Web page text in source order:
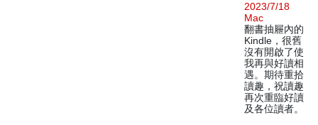
2023/7/18
Mac
翻書抽屜內的
Kindle，很舊
沒有開啟了使
我再與好讀相
遇。期待重拾
讀趣，祝讀趣
再次重臨好讀
及各位讀者。